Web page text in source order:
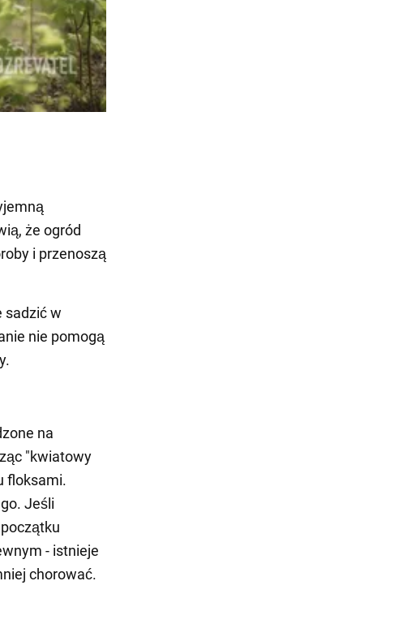
że ogród
i przenoszą
sadzić w
nie pomogą
na
"kwiatowy
floksami.
Jeśli
- istnieje
chorować.